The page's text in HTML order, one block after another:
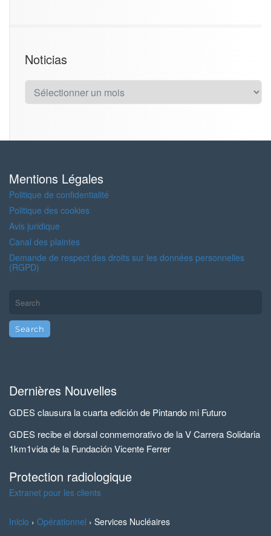
Noticias
s
Mentions Légales
Politique de confidentialité
Politique des cookies
Avis juridique
Canal des plaintes
Demande de respect des droits sur les données personnelles
(RGPD)
Dernières Nouvelles
GDES clausura la cuarta edición de Pintando mi Futuro
GDES recibe el dorsal conmemorativo de la V Carrera Solidaria
1km1vida de la Fundación Vicente Ferrer
Protection radiologique
Extranet pour les clients
Inicio › Opérationnel › Services Nucléaires